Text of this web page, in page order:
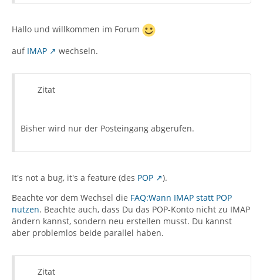
Hallo und willkommen im Forum
auf IMAP wechseln.
Zitat
Bisher wird nur der Posteingang abgerufen.
It's not a bug, it's a feature (des POP
).
Beachte vor dem Wechsel die FAQ:Wann IMAP statt POP
nutzen. Beachte auch, dass Du das POP-Konto nicht zu IMAP
ändern kannst, sondern neu erstellen musst. Du kannst
aber problemlos beide parallel haben.
Zitat